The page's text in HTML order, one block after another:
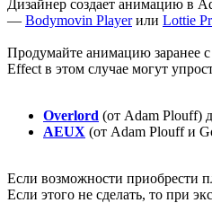
Дизайнер создает анимацию в
— Bodymovin Playerили Lottie
Продумайте анимацию заранее
Effect в этом случае могут
Overlord (от Adam Plouff)
AEUX (от Adam Plouff и
Если возможности приобрести
Если этого не сделать, то при